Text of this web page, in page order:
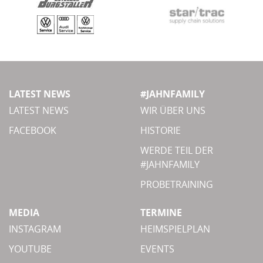
LATEST NEWS
LATEST NEWS
FACEBOOK
#JAHNFAMILY
WIR ÜBER UNS
HISTORIE
WERDE TEIL DER
#JAHNFAMILY
PROBETRAINING
MEDIA
INSTAGRAM
YOUTUBE
TERMINE
HEIMSPIELPLAN
EVENTS